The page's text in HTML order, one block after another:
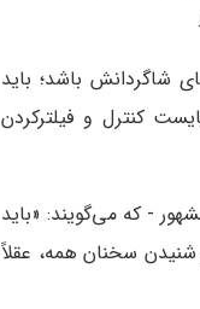
شاگردانش باشد؛ باید
کنترل و فیلترکردن
- که می‌گویند: «باید
سخنان همه، عقلاً